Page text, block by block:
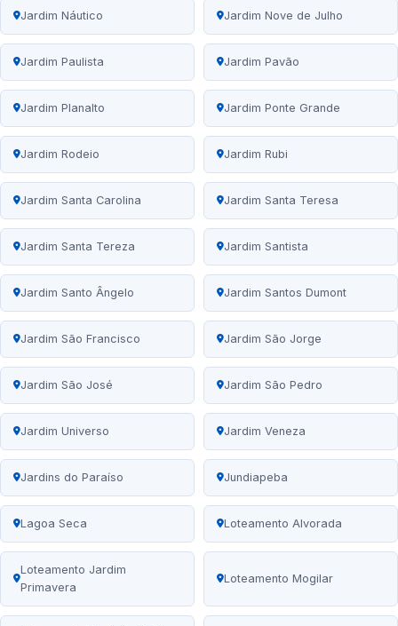
Jardim Náutico Jardim Nove de Julho
Jardim Paulista Jardim Pavão
Jardim Planalto Jardim Ponte Grande
Jardim Rodeio Jardim Rubi
Jardim Santa Carolina Jardim Santa Teresa
Jardim Santa Tereza Jardim Santista
Jardim Santo Ângelo Jardim Santos Dumont
Jardim São Francisco Jardim São Jorge
Jardim São José Jardim São Pedro
Jardim Universo Jardim Veneza
Jardins do Paraíso Jundiapeba
Lagoa Seca Loteamento Alvorada
Loteamento Jardim
Primavera
Loteamento Mogilar